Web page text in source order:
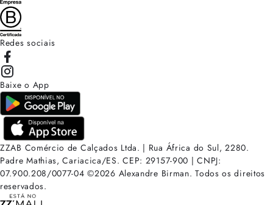
Redes sociais
Baixe o App
ZZAB Comércio de Calçados Ltda. | Rua África do Sul, 2280.
Padre Mathias, Cariacica/ES. CEP: 29157-900 | CNPJ:
07.900.208/0077-04 ©2026 Alexandre Birman. Todos os direitos
reservados.